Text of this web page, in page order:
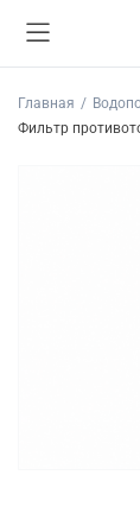
Главная
Фильтр